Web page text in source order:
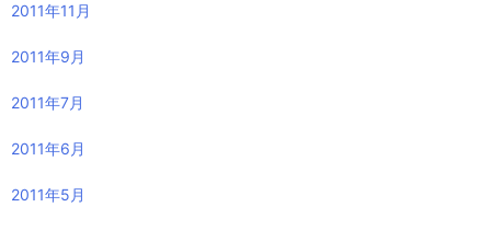
2011年11月
2011年9月
2011年7月
2011年6月
2011年5月